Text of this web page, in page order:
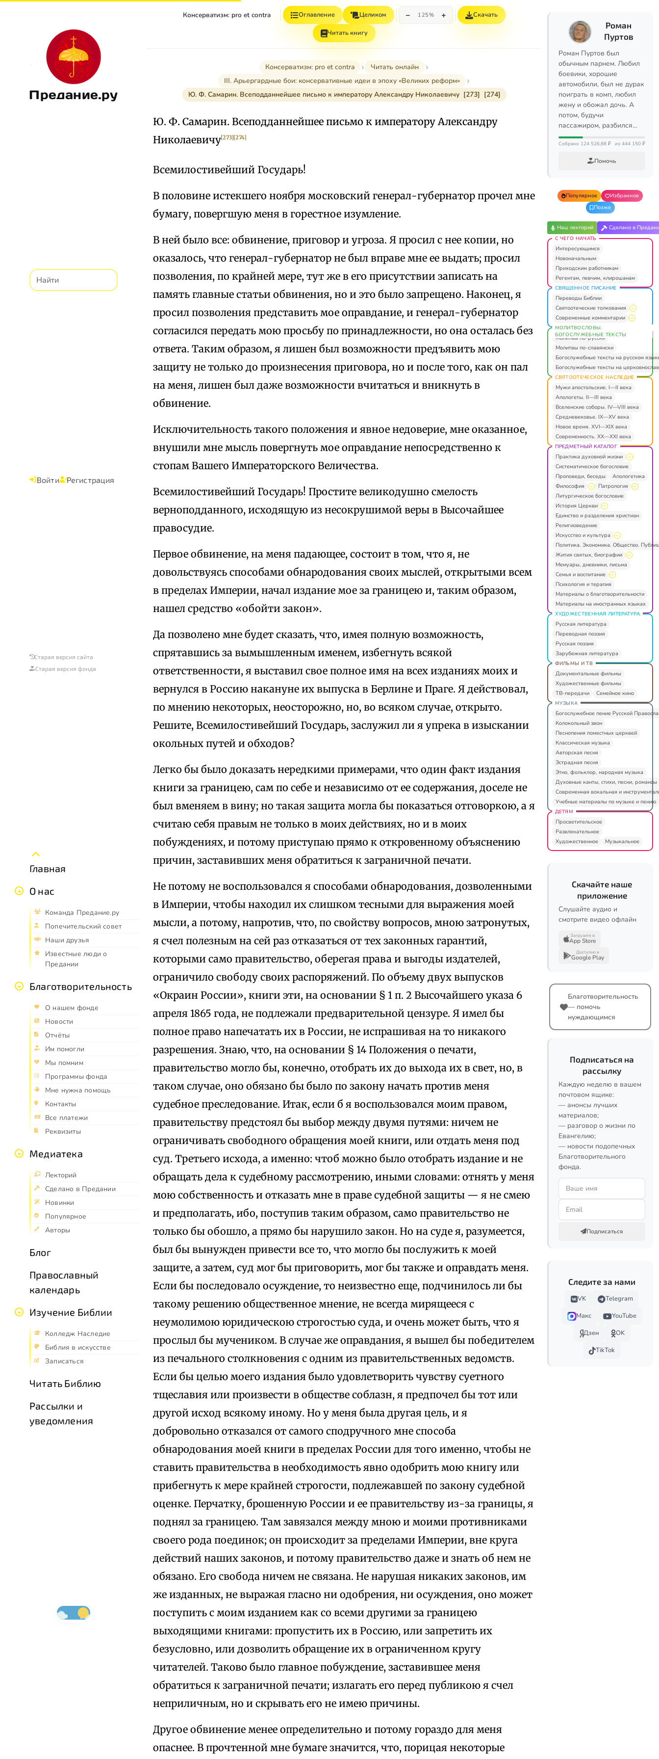
Предание.ру
Войти Регистрация
Старая версия сайта
Старая версия фонда
Главная
О нас
Команда Предание.ру
Попечительский совет
Наши друзья
Известные люди о
Предании
Благотворительность
О нашем фонде
Новости
Отчёты
Им помогли
Мы помним
Программы фонда
Мне нужна помощь
Контакты
Все платежи
Реквизиты
Медиатека
Лекторий
Сделано в Предании
Новинки
Популярное
Авторы
Блог
Православный
календарь
Изучение Библии
Колледж Наследие
Библия в искусстве
Записаться
Читать Библию
Рассылки и
уведомления
Консерватизм: pro et contra Оглавление Целиком − 125% + Скачать
Читать книгу
Консерватизм: pro et contra
Читать онлайн
III. Арьергардные бои: консервативные идеи в эпоху «Великих реформ»
Ю. Ф. Самарин. Всеподданнейшее письмо к императору Александру Николаевичу [273] [274]
Ю. Ф. Самарин. Всеподданнейшее письмо к императору Александру
Николаевичу[273][274]
Всемилостивейший Государь!
В половине истекшего ноября московский генерал-губернатор прочел мне
бумагу, повергшую меня в горестное изумление.
В ней было все: обвинение, приговор и угроза. Я просил с нее копии, но
оказалось, что генерал-губернатор не был вправе мне ее выдать; просил
позволения, по крайней мере, тут же в его присутствии записать на
память главные статьи обвинения, но и это было запрещено. Наконец, я
просил позволения представить мое оправдание, и генерал-губернатор
согласился передать мою просьбу по принадлежности, но она осталась без
ответа. Таким образом, я лишен был возможности предъявить мою
защиту не только до произнесения приговора, но и после того, как он пал
на меня, лишен был даже возможности вчитаться и вникнуть в
обвинение.
Исключительность такого положения и явное недоверие, мне оказанное,
внушили мне мысль повергнуть мое оправдание непосредственно к
стопам Вашего Императорского Величества.
Всемилостивейший Государь! Простите великодушно смелость
верноподданного, исходящую из несокрушимой веры в Высочайшее
правосудие.
Первое обвинение, на меня падающее, состоит в том, что я, не
довольствуясь способами обнародования своих мыслей, открытыми всем
в пределах Империи, начал издание мое за границею и, таким образом,
нашел средство «обойти закон».
Да позволено мне будет сказать, что, имея полную возможность,
спрятавшись за вымышленным именем, избегнуть всякой
ответственности, я выставил свое полное имя на всех изданиях моих и
вернулся в Россию накануне их выпуска в Берлине и Праге. Я действовал,
по мнению некоторых, неосторожно, но, во всяком случае, открыто.
Решите, Всемилостивейший Государь, заслужил ли я упрека в изыскании
окольных путей и обходов?
Легко бы было доказать нередкими примерами, что один факт издания
книги за границею, сам по себе и независимо от ее содержания, доселе не
был вменяем в вину; но такая защита могла бы показаться отговоркою, а я
считаю себя правым не только в моих действиях, но и в моих
побуждениях, и потому приступаю прямо к откровенному объяснению
причин, заставивших меня обратиться к заграничной печати.
Не потому не воспользовался я способами обнародования, дозволенными
в Империи, чтобы находил их слишком тесными для выражения моей
мысли, а потому, напротив, что, по свойству вопросов, мною затронутых,
я счел полезным на сей раз отказаться от тех законных гарантий,
которыми само правительство, оберегая права и выгоды издателей,
ограничило свободу своих распоряжений. По объему двух выпусков
«Окраин России», книги эти, на основании § 1 п. 2 Высочайшего указа 6
апреля 1865 года, не подлежали предварительной цензуре. Я имел бы
полное право напечатать их в России, не испрашивая на то никакого
разрешения. Знаю, что, на основании § 14 Положения о печати,
правительство могло бы, конечно, отобрать их до выхода их в свет, но, в
таком случае, оно обязано бы было по закону начать против меня
судебное преследование. Итак, если б я воспользовался моим правом,
правительству предстоял бы выбор между двумя путями: ничем не
ограничивать свободного обращения моей книги, или отдать меня под
суд. Третьего исхода, а именно: чтоб можно было отобрать издание и не
обращать дела к судебному рассмотрению, иными словами: отнять у меня
мою собственность и отказать мне в праве судебной защиты — я не смею
и предполагать, ибо, поступив таким образом, само правительство не
только бы обошло, а прямо бы нарушило закон. Но на суде я, разумеется,
был бы вынужден привести все то, что могло бы послужить к моей
защите, а затем, суд мог бы приговорить, мог бы также и оправдать меня.
Если бы последовало осуждение, то неизвестно еще, подчинилось ли бы
такому решению общественное мнение, не всегда мирящееся с
неумолимою юридическою строгостью суда, и очень может быть, что я
прослыл бы мучеником. В случае же оправдания, я вышел бы победителем
из печального столкновения с одним из правительственных ведомств.
Если бы целью моего издания было удовлетворить чувству суетного
тщеславия или произвести в обществе соблазн, я предпочел бы тот или
другой исход всякому иному. Но у меня была другая цель, и я
добровольно отказался от самого сподручного мне способа
обнародования моей книги в пределах России для того именно, чтобы не
ставить правительства в необходимость явно одобрить мою книгу или
прибегнуть к мере крайней строгости, подлежавшей по закону судебной
оценке. Перчатку, брошенную России и ее правительству из-за границы, я
поднял за границею. Там завязался между мною и моими противниками
своего рода поединок; он происходит за пределами Империи, вне круга
действий наших законов, и потому правительство даже и знать об нем не
обязано. Его свобода ничем не связана. Не нарушая никаких законов, им
же изданных, не выражая гласно ни одобрения, ни осуждения, оно может
поступить с моим изданием как со всеми другими за границею
выходящими книгами: пропустить их в Россию, или запретить их
безусловно, или дозволить обращение их в ограниченном кругу
читателей. Таково было главное побуждение, заставившее меня
обратиться к заграничной печати; излагать его перед публикою я счел
неприличным, но и скрывать его не имею причины.
Другое обвинение менее определительно и потому гораздо для меня
опаснее. В прочтенной мне бумаге значится, что, порицая некоторые
Роман
Пуртов
Роман Пуртов был
обычным парнем. Любил
боевики, хорошие
автомобили, был не дурак
поиграть в комп, любил
жену и обожал дочь. А
потом, будучи
пассажиром, разбился…
Собрано 124 526,88 ₽ из 444 150 ₽
Помочь
Популярное
Избранное
Позже
Наш лекторий Сделано в
С ЧЕГО НАЧАТЬ
Интересующимся
Новоначальным
Приходским работникам
Регентам, певчим, клирошанам
СВЯЩЕННОЕ ПИСАНИЕ
Переводы Библии
Святоотеческие толкования
Современные комментарии
МОЛИТВОСЛОВЫ.
БОГОСЛУЖЕБНЫЕ ТЕКСТЫ
Молитвы по-русски
Молитвы по-славянски
Богослужебные тексты на русском
Богослужебные тексты на
СВЯТООТЕЧЕСКОЕ НАСЛЕДИЕ
Мужи апостольские. I—II века
Апологеты. II—III века
Вселенские соборы. IV—VIII века
Средневековье. IX—XV века
Новое время. XVI—XIX века
Современность. XX—XXI века
ПРЕДМЕТНЫЙ КАТАЛОГ
Практика духовной жизни
Систематическое богословие
Проповеди, беседы
Апологетика
Философия
Патрология
Литургическое богословие
История Церкви
Единство и разделения христиан
Религиоведение
Искусство и культура
Политика. Экономика. Общество.
Жития святых, биографии
Мемуары, дневники, письма
Семья и воспитание
Психология и терапия
Материалы о благотворительности
Материалы на иностранных языках
ХУДОЖЕСТВЕННАЯ ЛИТЕРАТУРА
Русская литература
Переводная поэзия
Русская поэзия
Зарубежная литература
ФИЛЬМЫ И ТВ
Документальные фильмы
Художественные фильмы
ТВ-передачи
Семейное кино
МУЗЫКА
Богослужебное пение Русской
Колокольный звон
Песнопения поместных церквей
Классическая музыка
Авторская песня
Эстрадная песня
Этно, фольклор, народная музыка
Духовные канты, стихи, песни, романсы
Современная вокальная и
Учебные материалы по музыке и пению
ДЕТЯМ
Просветительское
Развлекательное
Художественное
Музыкальное
Скачайте наше
приложение
Слушайте аудио и
смотрите видео офлайн
Загрузите в
App Store
Доступно в
Google Play
Благотворительность
— помочь
нуждающимся
Подписаться на
рассылку
Каждую неделю в вашем
почтовом ящике:
— анонсы лучших
материалов;
— разговор о жизни по
Евангелию;
— новости подопечных
Благотворительного
фонда.
Подписаться
Следите за нами
VK
Telegram
Макс
YouTube
Дзен
OK
TikTok